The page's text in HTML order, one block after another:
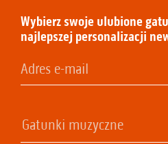
Wybierz swoje ulubione
najlepszej personalizacji